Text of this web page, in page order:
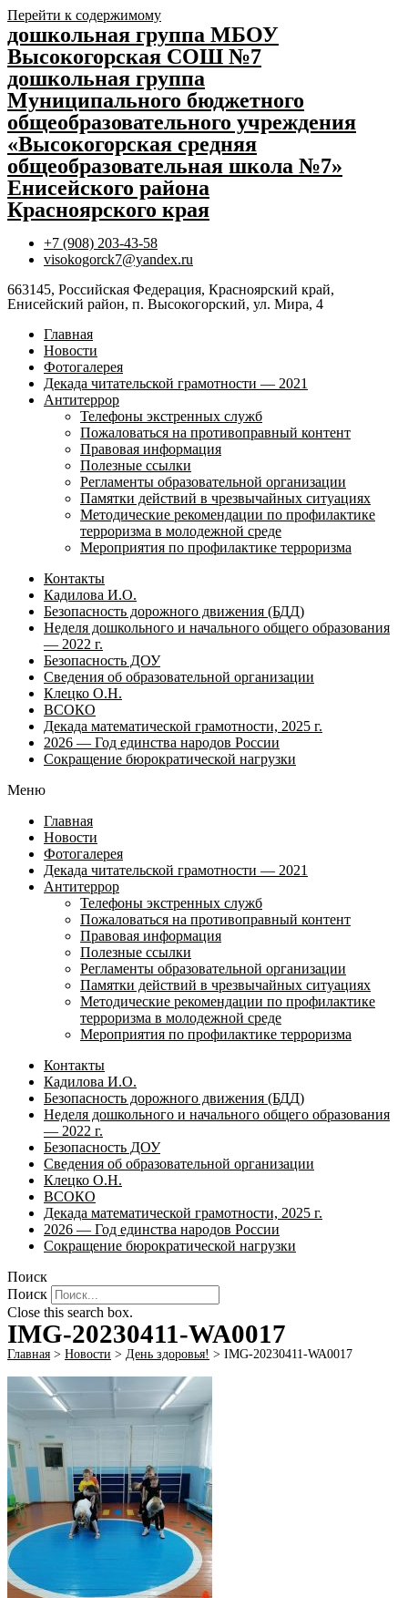
Перейти к содержимому
дошкольная группа МБОУ
Высокогорская СОШ №7
дошкольная группа
Муниципального бюджетного
общеобразовательного учреждения
«Высокогорская средняя
общеобразовательная школа №7»
Енисейского района
Красноярского края
+7 (908) 203-43-58
visokogorck7@yandex.ru
663145, Российская Федерация, Красноярский край,
Енисейский район, п. Высокогорский, ул. Мира, 4
Главная
Новости
Фотогалерея
Декада читательской грамотности — 2021
Антитеррор
Телефоны экстренных служб
Пожаловаться на противоправный контент
Правовая информация
Полезные ссылки
Регламенты образовательной организации
Памятки действий в чрезвычайных ситуациях
Методические рекомендации по профилактике
терроризма в молодежной среде
Мероприятия по профилактике терроризма
Контакты
Кадилова И.О.
Безопасность дорожного движения (БДД)
Неделя дошкольного и начального общего образования
— 2022 г.
Безопасность ДОУ
Сведения об образовательной организации
Клецко О.Н.
ВСОКО
Декада математической грамотности, 2025 г.
2026 — Год единства народов России
Сокращение бюрократической нагрузки
Меню
Главная
Новости
Фотогалерея
Декада читательской грамотности — 2021
Антитеррор
Телефоны экстренных служб
Пожаловаться на противоправный контент
Правовая информация
Полезные ссылки
Регламенты образовательной организации
Памятки действий в чрезвычайных ситуациях
Методические рекомендации по профилактике
терроризма в молодежной среде
Мероприятия по профилактике терроризма
Контакты
Кадилова И.О.
Безопасность дорожного движения (БДД)
Неделя дошкольного и начального общего образования
— 2022 г.
Безопасность ДОУ
Сведения об образовательной организации
Клецко О.Н.
ВСОКО
Декада математической грамотности, 2025 г.
2026 — Год единства народов России
Сокращение бюрократической нагрузки
Поиск
Поиск
Close this search box.
IMG-20230411-WA0017
Главная > Новости > День здоровья! > IMG-20230411-WA0017